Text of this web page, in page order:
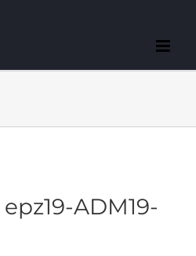
epz19-ADM19-